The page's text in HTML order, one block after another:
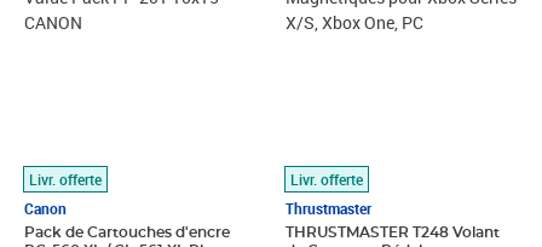
Livr. offerte
Canon
Pack de Cartouches d'encre
Livr. offerte
Thrustmaster
THRUSTMASTER T248 Volant